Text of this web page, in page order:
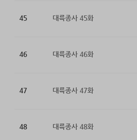
45 대륙종사 45화
46 대륙종사 46화
47 대륙종사 47화
48 대륙종사 48화